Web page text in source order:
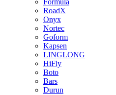
Formula
RoadX
Onyx
Nortec
Goform
Kapsen
LINGLONG
HiFly
Boto
Bars
Durun